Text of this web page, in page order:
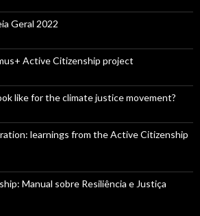
Geral 2022
Active Citizenship project
like for the climate justice movement?
learnings from the Active Citizenship
Manual sobre Resiliência e Justiça